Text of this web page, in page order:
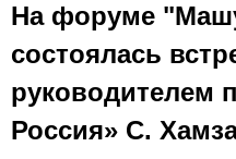
На форуме
состоялась
руководителем
Россия» С.